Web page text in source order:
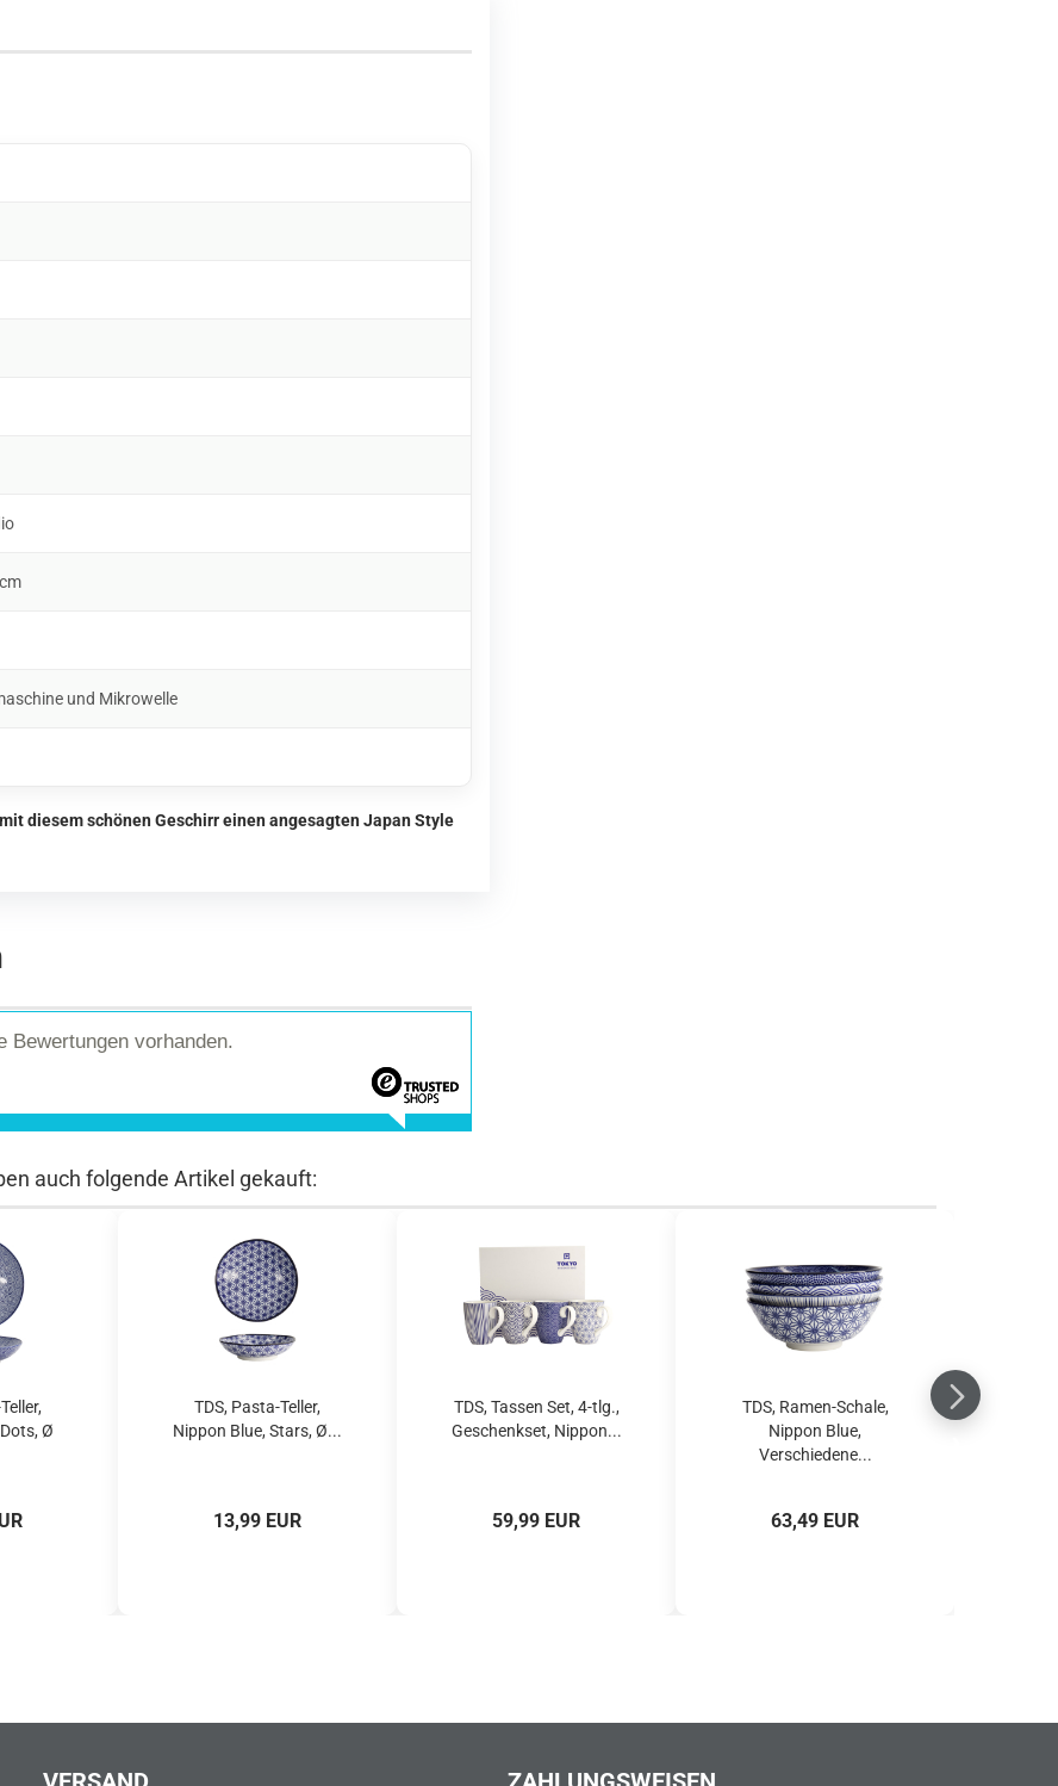
und Mikrowelle
diesem schönen Geschirr einen angesagten Japan Style
Bewertungen vorhanden.
auch folgende Artikel gekauft:
Ø
TDS, Pasta-Teller,
Nippon Blue, Stars, Ø...
13,99 EUR
TDS, Tassen Set, 4-tlg.,
Geschenkset, Nippon...
59,99 EUR
TDS, Ramen-Schale,
Nippon Blue,
Verschiedene...
63,49 EUR